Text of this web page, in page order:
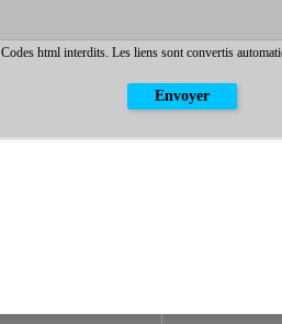
Codes html interdits. Les liens sont convertis